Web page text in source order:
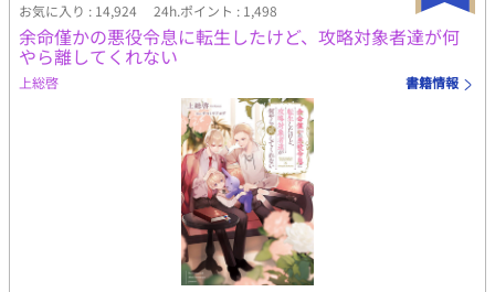
お気に入り : 14,924 24h.ポイント : 1,498
余命僅かの悪役令息に転生したけど、攻略対象者達が何
やら離してくれない
上総啓 書籍情報